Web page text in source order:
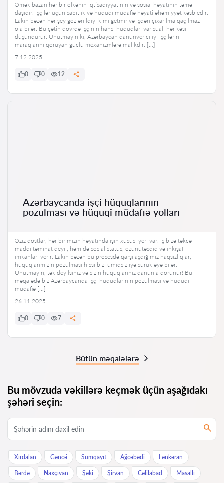
Əmək bazarı hər bir ölkənin iqtisadiyyatının və sosial həyatının təməl
daşıdır. İşçilər üçün sabitlik və hüquqi müdafiə həyati əhəmiyyət kəsb edir.
Lakin bəzən hər şey gözlənildiyi kimi getmir və işdən çıxarılma qaçılmaz
ola bilər. Bu çətin dövrdə işçinin hansı hüquqları var sualı hər kəsi
düşündürür. Unutmayın ki, Azərbaycan qanunvericiliyi işçilərin
maraqlarını qoruyan güclü mexanizmlərə malikdir. […]
7.12.2025
0 0 12
Azərbaycanda işçi hüquqlarının
pozulması və hüquqi müdafiə yolları
Əziz dostlar, hər birimizin həyatında işin xüsusi yeri var. İş bizə təkcə
maddi təminat deyil, həm də sosial status, özünütəsdiq və inkişaf
imkanları verir. Lakin bəzən bu prosesdə qarşılaşdığımız haqsızlıqlar,
hüquqlarımızın pozulması hissi bizi ümidsizliyə sürükləyə bilər.
Unutmayın, tək deyilsiniz və sizin hüquqlarınız qanunla qorunur! Bu
məqalədə biz Azərbaycanda işçi hüquqlarının pozulması və hüquqi
müdafiə […]
26.11.2025
0 0 7
Bütün məqalələrə
Bu mövzuda vəkillərə keçmək üçün aşağıdakı
şəhəri seçin:
Xırdalan Gəncə́ Sumqayıt Ağcəbədi Lənkəran
Bərdə Naxçıvan Şəki Şirvan Cəlilabad Masallı